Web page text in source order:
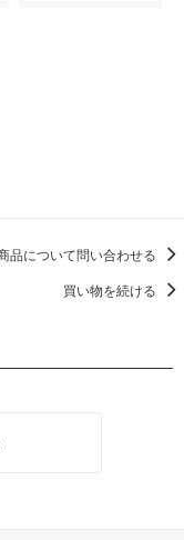
品について問い合わせる
買い物を続ける